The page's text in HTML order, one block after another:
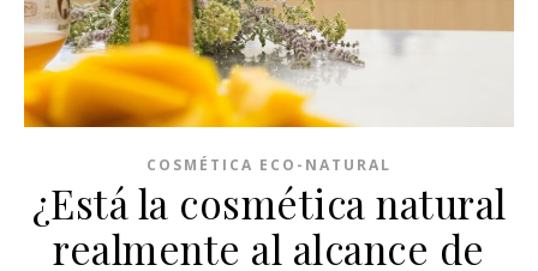
COSMÉTICA ECO-NATURAL
¿Está la cosmética natural
realmente al alcance de